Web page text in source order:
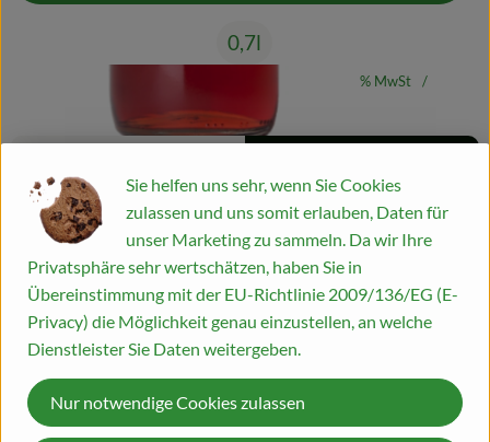
0,7l
19% MwSt
Handelsklasse II
Rezepte
Entdecke passende RezepteEs wurden
Info
Mixen Sie selbst Ihren "Sprizz" mit Bio-Zutaten. Grundlage ist
der fruchtig, frische Aperitif mit dem typischen Spiel von
dezenten Bitternoten und fruchtiger Süße aus
Orangenschalen, Rhabarber und Kräutern. Ganz ohne
künstliche Aromen und Farbstoffe. Für den natürlichen Sprizz-
Genuss!
Sie helfen uns sehr, wenn Sie Cookies
zulassen und uns somit erlauben, Daten für
unser Marketing zu sammeln. Da wir Ihre
Privatsphäre sehr wertschätzen, haben Sie in
Übereinstimmung mit der EU-Richtlinie 2009/136/EG (E-
Privacy) die Möglichkeit genau einzustellen, an welche
Dienstleister Sie Daten weitergeben.
Nur notwendige Cookies zulassen